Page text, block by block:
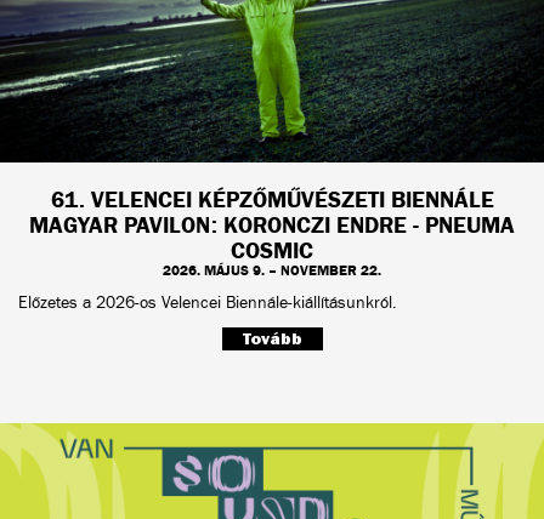
61. VELENCEI KÉPZŐMŰVÉSZETI BIENNÁLE
MAGYAR PAVILON: KORONCZI ENDRE - PNEUMA
COSMIC
2026. MÁJUS 9. – NOVEMBER 22.
Előzetes a 2026-os Velencei Biennále-kiállításunkról.
Tovább